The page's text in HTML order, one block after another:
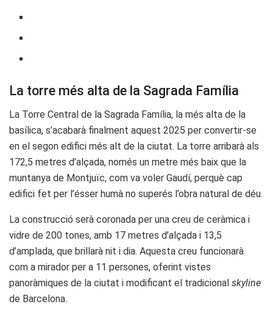
La torre més alta de la Sagrada Família
La Torre Central de la Sagrada Família, la més alta de la
basílica, s’acabarà finalment aquest 2025 per convertir-se
en el segon edifici més alt de la ciutat. La torre arribarà als
172,5 metres d’alçada, només un metre més baix que la
muntanya de Montjuïc, com va voler Gaudí, perquè cap
edifici fet per l’ésser humà no superés l’obra natural de déu.
La construcció serà coronada per una creu de ceràmica i
vidre de 200 tones, amb 17 metres d’alçada i 13,5
d’amplada, que brillarà nit i dia. Aquesta creu funcionarà
com a mirador per a 11 persones, oferint vistes
panoràmiques de la ciutat i modificant el tradicional skyline
de Barcelona.